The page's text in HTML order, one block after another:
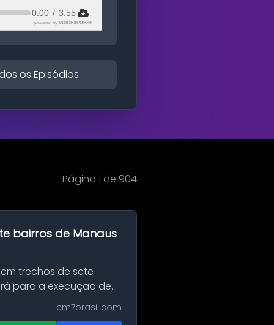
0:00 / 3:55
powered by VOICEXPRESS
os Episódios
Página 1 de 904
bairros de Manaus
trechos de sete
para a execução de
cm7brasil.com